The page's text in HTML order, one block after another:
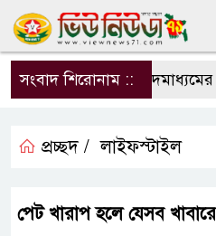
সংবাদ শিরোনাম ::সংবাদমাধ্যমের
প্রচ্ছদ / লাইফস্টাইল
পেট খারাপ হলে যেসব খাবারে